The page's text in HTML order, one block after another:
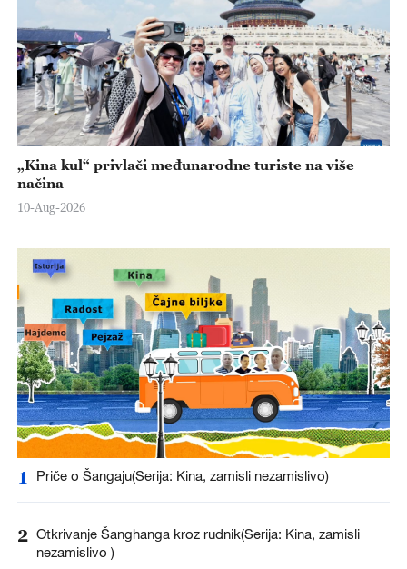
„Kina kul“ privlači međunarodne turiste na više
načina
10-Aug-2026
1 Priče o Šangaju(Serija: Kina, zamisli nezamislivo)
2 Otkrivanje Šanghanga kroz rudnik(Serija: Kina, zamisli
nezamislivo )